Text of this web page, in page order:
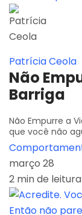
Patrícia Ceola
Não
Barriga
Não Empurre a
que você não
março 28
2 min de leitura